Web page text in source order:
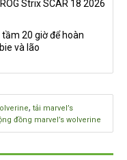
Strix SCAR 18 2026
20 giờ để hoàn
và lão
, tải marvel’s
đồng marvel’s wolverine